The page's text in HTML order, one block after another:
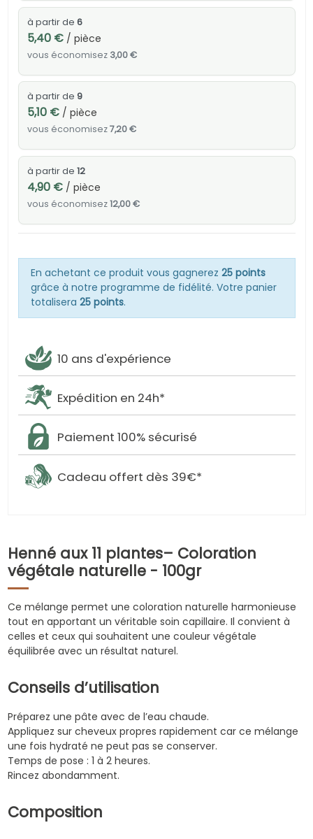
à partir de 6
5,40 €/ pièce
vous économisez 3,00 €
à partir de 9
5,10 €/ pièce
vous économisez7,20 €
à partir de 12
4,90 €/ pièce
vous économisez12,00 €
En achetant ce produit vous gagnerez 25 points
grâce à notre programme de fidélité. Votre panier
totalisera 25 points.
10 ans d'expérience
Expédition en 24h*
Paiement 100% sécurisé
Cadeau offert dès 39€*
Henné aux 11 plantes– Coloration
végétale naturelle - 100gr
Ce mélange permet une coloration naturelle harmonieuse
tout en apportant un véritable soin capillaire. Il convient à
celles et ceux qui souhaitent une couleur végétale
équilibrée avec un résultat naturel.
Conseils d’utilisation
Préparez une pâte avec de l’eau chaude.
Appliquez sur cheveux propres rapidement car ce mélange
une fois hydraté ne peut pas se conserver.
Temps de pose : 1 à 2 heures.
Rincez abondamment.
Composition